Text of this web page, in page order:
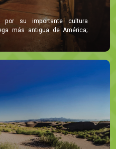
por su importante cultura
más antigua de América;